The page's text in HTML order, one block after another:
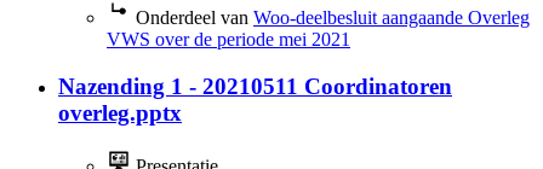
Onderdeel van Woo-deelbesluit aangaande Overleg
VWS over de periode mei 2021
Nazending 1 - 20210511 Coordinatoren
overleg.pptx